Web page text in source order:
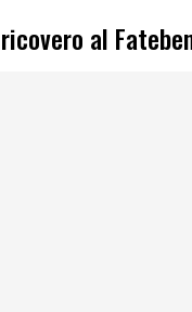
al